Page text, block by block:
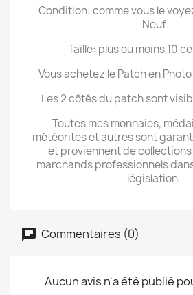
Condition: comme vous le
Neuf
Taille: plus ou moins 10
Vous achetez le Patch en
Les 2 côtés du patch sont
Toutes mes monnaies,
météorites et autres sont
et proviennent de
marchands professionnels
législation.
Commentaires (0)
Aucun avis n'a été publié